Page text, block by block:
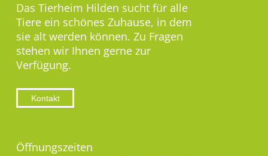
Das Tierheim Hilden sucht für alle
Tiere ein schönes Zuhause, in dem
sie alt werden können. Zu Fragen
stehen wir Ihnen gerne zur
Verfügung.
Kontakt
Öffnungszeiten